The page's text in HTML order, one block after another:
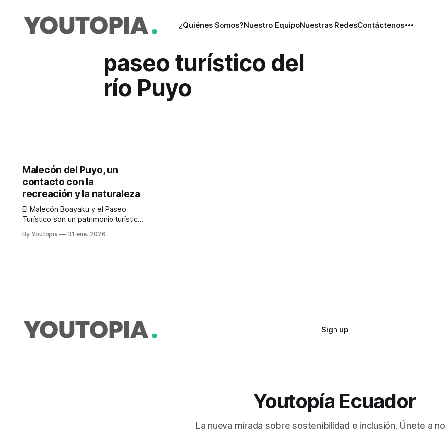
¿Quiénes Somos?Nuestro EquipoNuestras RedesContáctenos
paseo turístico del
río Puyo
Malecón del Puyo, un
contacto con la
recreación y la naturaleza
El Malecón Boayaku y el Paseo
Turístico son un patrimonio turístico,
cantón Pastaza. La torre del mirador
By Youtopia 31 ene. 2026
Sign up
Youtopía Ecuador
La nueva mirada sobre sostenibilidad e inclusión. Únete a